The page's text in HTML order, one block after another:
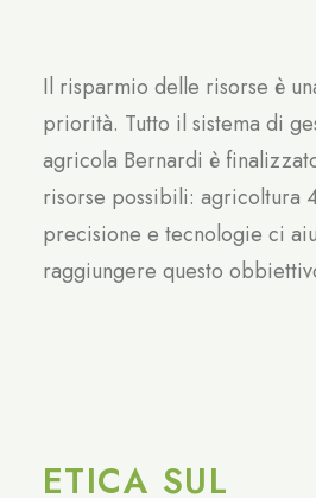
Il risparmio delle risorse è
priorità. Tutto il sistema di
agricola Bernardi è
risorse possibili: agricoltura
precisione e tecnologie ci
raggiungere questo
ETICA SUL